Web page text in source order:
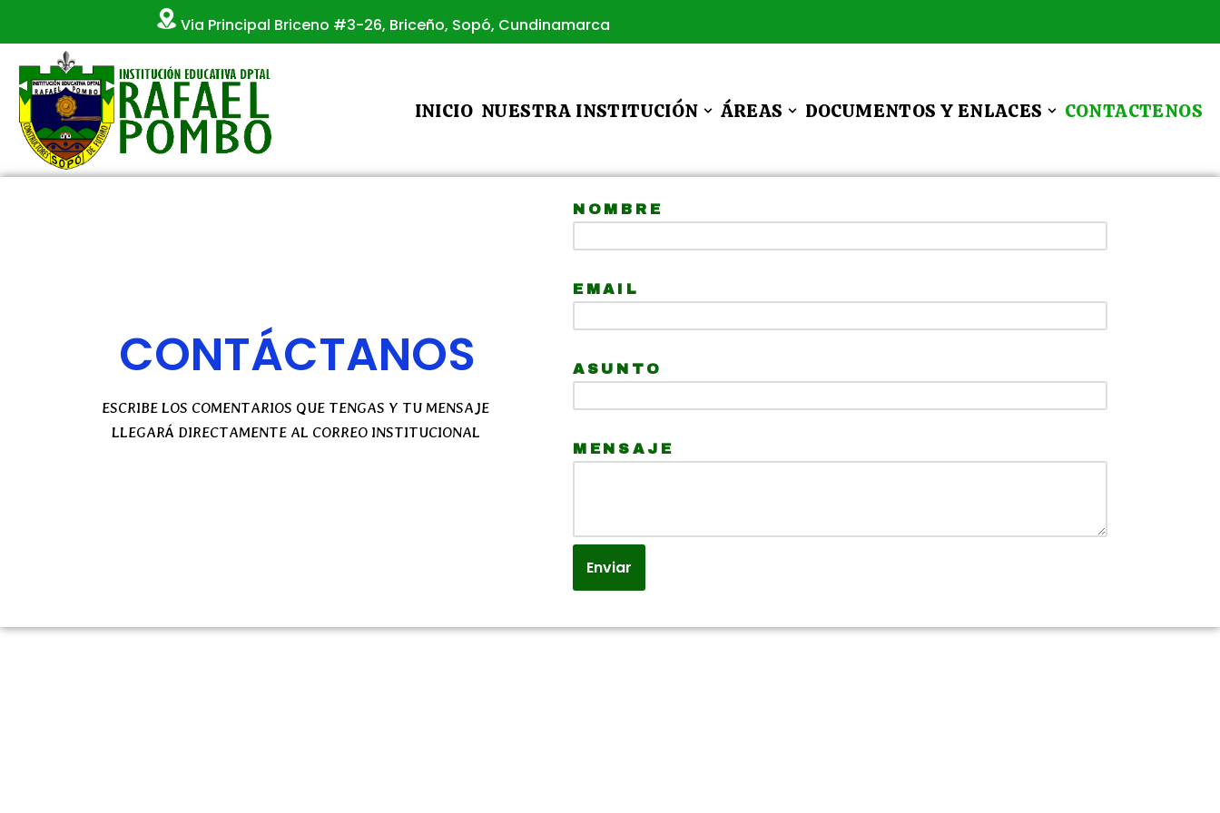
Saltar
contenido
Via Principal Briceno #3-26, Briceño, Sopó, Cundinamarca
INICIO NUESTRA INSTITUCIÓN ÁREAS DOCUMENTOS Y ENLACES CONTACTENOS
CONTÁCTANOS
ESCRIBE LOS COMENTARIOS QUE TENGAS Y TU MENSAJE
LLEGARÁ DIRECTAMENTE AL CORREO INSTITUCIONAL
NOMBRE
EMAIL
ASUNTO
MENSAJE